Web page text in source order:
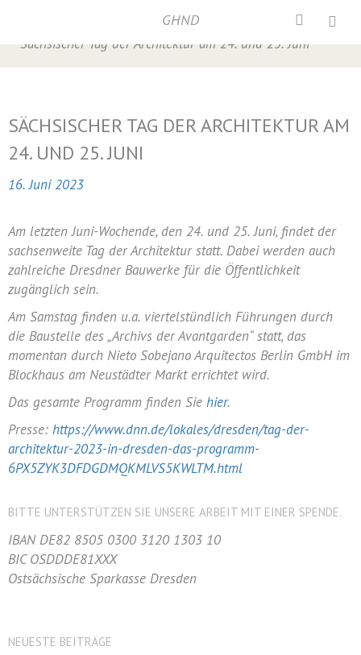
Presse 2023, Veranstaltungen
Sächsischer Tag der Architektur am 24. und 25. Juni
SÄCHSISCHER TAG DER ARCHITEKTUR AM
24. UND 25. JUNI
16. Juni 2023
Am letzten Juni-Wochende, den 24. und 25. Juni, findet der
sachsenweite Tag der Architektur statt. Dabei werden auch
zahlreiche Dresdner Bauwerke für die Öffentlichkeit
zugänglich sein.
Am Samstag finden u.a. viertelstündlich Führungen durch
die Baustelle des „Archivs der Avantgarden“ statt, das
momentan durch Nieto Sobejano Arquitectos Berlin GmbH im
Blockhaus am Neustädter Markt errichtet wird.
Das gesamte Programm finden Sie hier.
Presse: https://www.dnn.de/lokales/dresden/tag-der-
architektur-2023-in-dresden-das-programm-
6PX5ZYK3DFDGDMQKMLVS5KWLTM.html
BITTE UNTERSTÜTZEN SIE UNSERE ARBEIT MIT EINER SPENDE.
IBAN DE82 8505 0300 3120 1303 10
BIC OSDDDE81XXX
Ostsächsische Sparkasse Dresden
NEUESTE BEITRÄGE
GHND